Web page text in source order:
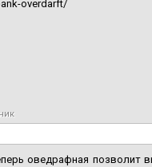
overdarft/
оведрафная позволит